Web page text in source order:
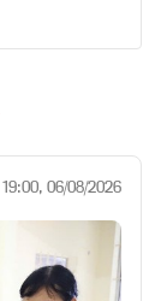
19:00, 06/08/2026